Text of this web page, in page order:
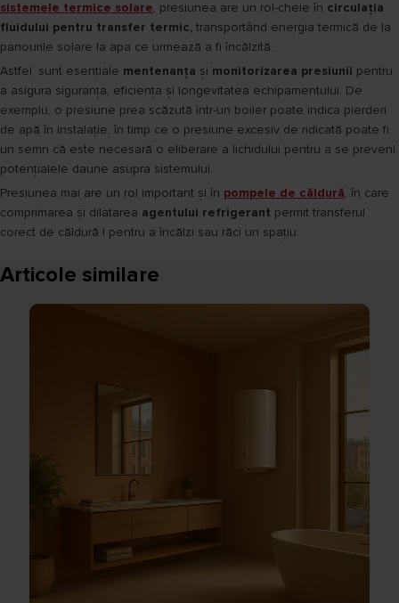
sistemele termice solare, presiunea are un rol-cheie în circulația
fluidului pentru transfer termic, transportând energia termică de la
panourile solare la apa ce urmează a fi încălzită.
Astfel, sunt esențiale mentenanța și monitorizarea presiunii pentru
a asigura siguranța, eficiența și longevitatea echipamentului. De
exemplu, o presiune prea scăzută într-un boiler poate indica pierderi
de apă în instalație, în timp ce o presiune excesiv de ridicată poate fi
un semn că este necesară o eliberare a lichidului pentru a se preveni
potențialele daune asupra sistemului.
Presiunea mai are un rol important și în pompele de căldură, în care
comprimarea și dilatarea agentului refrigerant permit transferul
corect de căldură | pentru a încălzi sau răci un spațiu.
Articole similare